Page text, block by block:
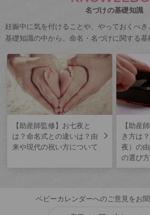
名づけの基礎知識
妊娠中に気を付けることや、やっておくべ
基礎知識の中から、命名・名づけに関する基
【助産師監修】お七夜と
は？命名式との違いは？由
来や現代の祝い方について
【助産
き方は
夜）の
の選び
ベビーカレンダーへのご意見をお